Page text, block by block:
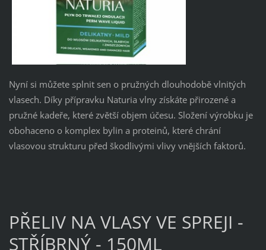
Nyní si můžete splnit sen o pružných dlouhodobě vlnitých
vlasech. Díky přípravku Naturia vlny získáte přirozené a
pružné kadeře, které zvětší objem účesu. Složení výrobku je
obohaceno o komplex bylin a proteinů, které chrání
vlasovou strukturu před škodlivými vlivy vnějších faktorů.
PŘELIV NA VLASY VE SPREJI -
STŘÍBRNÝ - 150ML